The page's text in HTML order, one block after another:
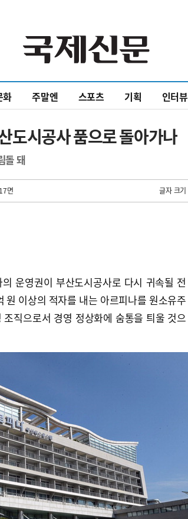
화 주말엔 스포츠 기획 인터뷰
도시공사 품으로 돌아가나
돌 돼
면 글자 크기
운영권이 부산도시공사로 다시 귀속될 전
이상의 적자를 내는 아르피나를 원소유주
직으로서 경영 정상화에 숨통을 틔울 것으